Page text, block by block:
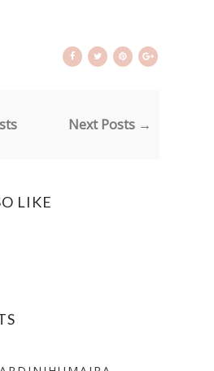
Next Posts →
LIKE